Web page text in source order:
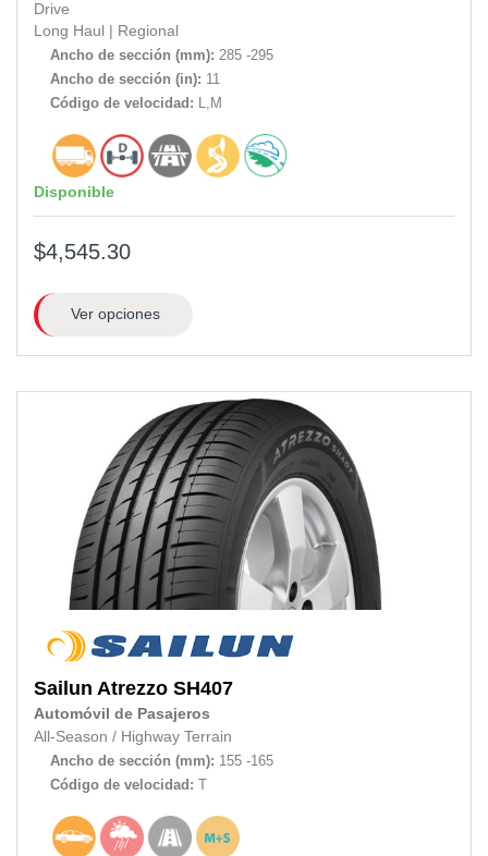
Drive
Long Haul
Regional
Ancho de sección (mm): 285 -295
Ancho de sección (in): 11
Código de velocidad: L,M
Disponible
$4,545.30
Ver opciones
Sailun Atrezzo SH407
Automóvil de Pasajeros
All-Season / Highway Terrain
Ancho de sección (mm): 155 -165
Código de velocidad: T